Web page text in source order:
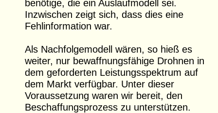
benötige, die ein Auslaufmodell sei.
Inzwischen zeigt sich, dass dies eine
Fehlinformation war.
Als Nachfolgemodell wären, so hieß es
weiter, nur bewaffnungsfähige Drohnen in
dem geforderten Leistungsspektrum auf
dem Markt verfügbar. Unter dieser
Voraussetzung waren wir bereit, den
Beschaffungsprozess zu unterstützen.